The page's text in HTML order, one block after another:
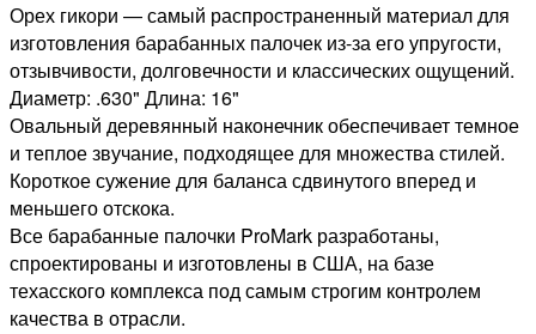
Орех гикори — самый распространенный материал для
изготовления барабанных палочек из-за его упругости,
отзывчивости, долговечности и классических ощущений.
Диаметр: .630" Длина: 16"
Овальный деревянный наконечник обеспечивает темное
и теплое звучание, подходящее для множества стилей.
Короткое сужение для баланса сдвинутого вперед и
меньшего отскока.
Все барабанные палочки ProMark разработаны,
спроектированы и изготовлены в США, на базе
техасского комплекса под самым строгим контролем
качества в отрасли.